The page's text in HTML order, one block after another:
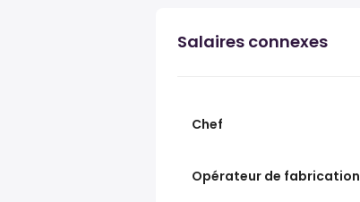
Salaires connexes
Chef
Opérateur de fabrication